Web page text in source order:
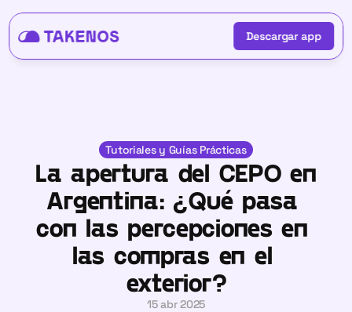
Descargar app
Descargar app
Tutoriales y Guías Prácticas
La apertura del CEPO en
Argentina: ¿Qué pasa
con las percepciones en
las compras en el
exterior?
15 abr 2025